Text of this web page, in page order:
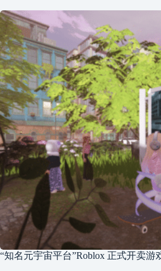
“知名元宇宙平台”Roblox 正式开卖游